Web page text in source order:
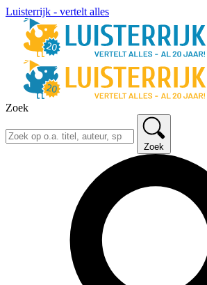
Luisterrijk - vertelt alles
Zoek
Zoek